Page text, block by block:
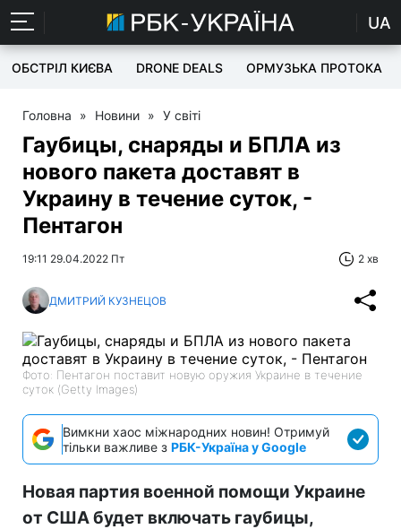
UA
ОБСТРІЛ КИЄВА DRONE DEALS ОРМУЗЬКА ПРОТОКА
Головна » Новини » У світі
Гаубицы, снаряды и БПЛА из
нового пакета доставят в
Украину в течение суток, -
Пентагон
19:11 29.04.2022 Пт 2 хв
ДМИТРИЙ КУЗНЕЦОВ
Фото: Пентагон поставит новую оружия Украине в течение
суток (Getty Images)
Вимкни хаос міжнародних новин! Отримуй
тільки важливе з РБК-Україна у Google
Новая партия военной помощи Украине
от США будет включать гаубицы,